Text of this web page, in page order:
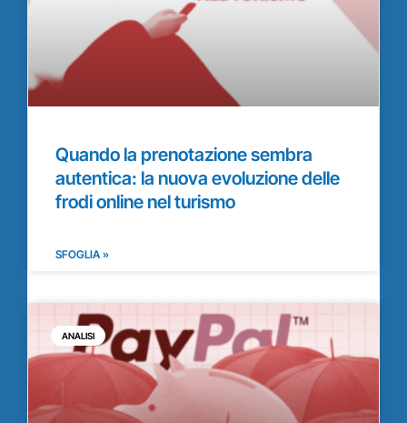
Quando la prenotazione sembra
autentica: la nuova evoluzione delle
frodi online nel turismo
SFOGLIA »
ANALISI